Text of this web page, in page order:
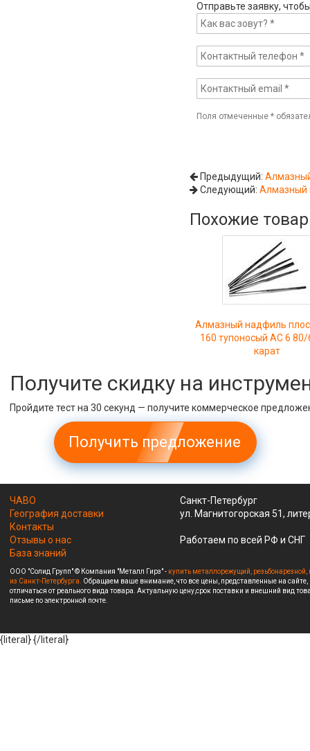
Отправьте заявку,
Поля отмеченные*
Предыдущий:
Следующий:Алмазный
Похожие
Алмазный надфиль
160 тупоносый АС 6 80/
карат
Получите скидку на
Пройдите тест на 30 секунд — получите коммерческое
Получить предложение
ЧАВО
География доставки
Контакты
Отзывы о нас
База знаний
Санкт-Петербург
ул. Магнитогорская 51,
Работаем по всей РФ и СНГ
ООО "Солид Групп" © Компания "Металл Гирз" - купить металлорежущий,
из Санкт-Петербурга. Обращаем ваше внимание, что все цены, представленные на
отличаться от реального вида товара. Актуальную цену,срок поставки и внешний вид
письме по электронной почте.
{literal}{/literal}